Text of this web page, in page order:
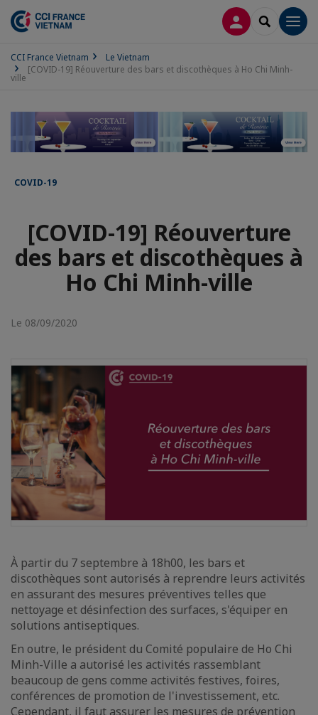
CONNEXION
CCI France Vietnam
Le Vietnam
[COVID-19] Réouverture des bars et discothèques à Ho Chi Minh-
ville
COVID-19
[COVID-19] Réouverture
des bars et discothèques à
Ho Chi Minh-ville
Le 08/09/2020
À partir du 7 septembre à 18h00, les bars et
discothèques sont autorisés à reprendre leurs activités
en assurant des mesures préventives telles que
nettoyage et désinfection des surfaces, s'équiper en
solutions antiseptiques.
En outre, le président du Comité populaire de Ho Chi
Minh-Ville a autorisé les activités rassemblant
beaucoup de gens comme activités festives, foires,
conférences de promotion de l'investissement, etc.
Cependant, il faut assurer les mesures de prévention